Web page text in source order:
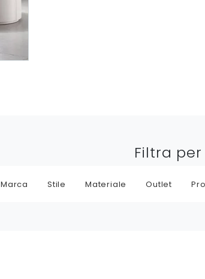
Filtra per
Marca Stile Materiale Outlet